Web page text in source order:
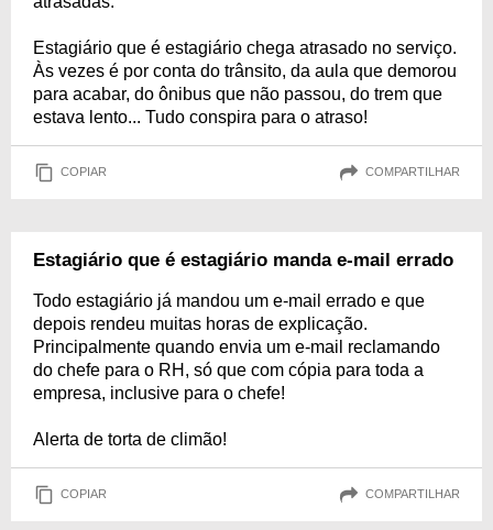
Estagiário que é estagiário chega atrasado no serviço.
Às vezes é por conta do trânsito, da aula que demorou
para acabar, do ônibus que não passou, do trem que
estava lento... Tudo conspira para o atraso!
COPIAR COMPARTILHAR
Estagiário que é estagiário manda e-mail errado
Todo estagiário já mandou um e-mail errado e que
depois rendeu muitas horas de explicação.
Principalmente quando envia um e-mail reclamando
do chefe para o RH, só que com cópia para toda a
empresa, inclusive para o chefe!
Alerta de torta de climão!
COPIAR COMPARTILHAR